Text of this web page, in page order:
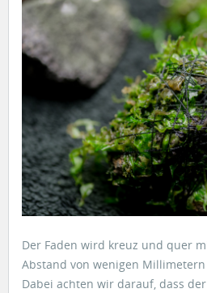
Der Faden wird kreuz und quer
Abstand von wenigen
Dabei achten wir darauf, dass